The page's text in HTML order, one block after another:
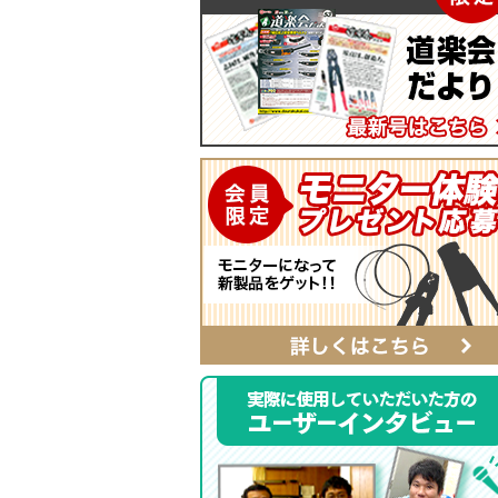
電工ジョイント
自動ポンチ
全ネジレンチ・ソケット
LEDライト
カチッとホルダー
SmartShuttoシリーズ
ソフトフィットシリーズ
SmartEdgeシリーズ
ハイクオリティ・レザーシリーズ
レザーシリーズ ナチュラル&ブラック
タイプ
ベルト
αシリーズ
タフロン電工ポケット
ハンマーホルダー